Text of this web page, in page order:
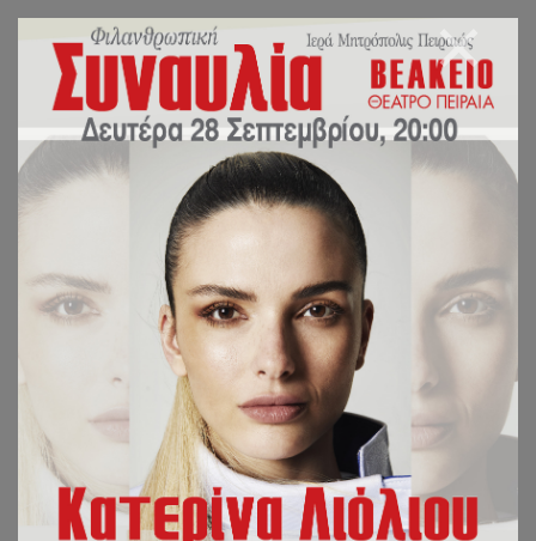
30 Ιαν 2023 Ι.Μ.Π. 0 Comment
ΑΠΙΣΤΕΥΤΗ ΑΠΟΚΑΛΥΨΗ: ΤΟ ΟΙΚΟΥΜΕΝΙΚΟ
ΠΑΤΡΙΑΡΧΕΙΟ ΕΞΕΔΩΣΕ ΤΟ ΚΟΡΑΝΙΟ!
ΙΕΡΑ ΜΗΤΡΟΠΟΛΙΣ ΠΕΙΡΑΙΩΣ ΓΡΑΦΕΙΟ ΕΠΙ ΤΩΝ
ΑΙΡΕΣΕΩΝ ΚΑΙ ΤΩΝ ΠΑΡΑΘΡΗΣΚΕΙΩΝ Εν
Πειραιεί τη 30η Ιανουαρίου 2023 ...